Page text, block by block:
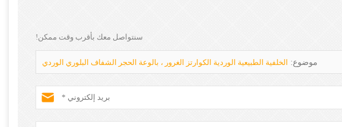
سنتواصل معك بأقرب وقت ممكن!
موضوع: الخلفية الطبيعية الوردية الكوارتز الغرور ، بالوعة الحجر الشفاف البلوري الوردي